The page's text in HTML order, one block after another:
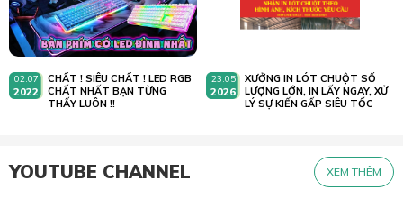
02.07
2022
CHẤT ! SIÊU CHẤT ! LED RGB
CHẤT NHẤT BẠN TỪNG
THẤY LUÔN !!
23.05
2026
XƯỞNG IN LÓT CHUỘT SỐ
LƯỢNG LỚN, IN LẤY NGAY, XỬ
LÝ SỰ KIẾN GẤP SIÊU TỐC
YOUTUBE CHANNEL XEM THÊM